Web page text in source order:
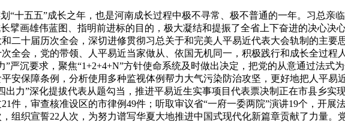
十五五”成长之年，也是河南成长过程中极不寻常、极不普通的一年。习总亲
擘画雄伟蓝图、指明前进标的目的，极大凝结和提振了全省上下奋进的决心
二十届历次全会，深切进修贯彻习总关于和完美人平易近代表大会轨制的主
全会，党的带领、人平易近当家做从、依国无机同一，积极践行和成长全过
严沉要求，聚焦“1+2+4+N”方针使命系统及时做出决定，把党的从意通过法
安保障条例，分析使用多种监视体例帮力大气污染防治攻坚，更好地把人平
力”深化提拔代表从题勾当，推进平易近生实事项目代表票决制正在市县乡实
件，审查核准设区的市律例49件；听取审议省“一府一委两院”演讲19个，开
组织宣誓22人次，为努力谱写华夏大地推进中国式现代化新篇章贡献了力量